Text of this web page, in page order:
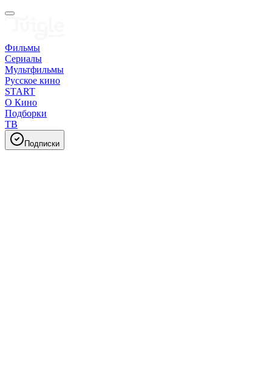
Фильмы
Сериалы
Мультфильмы
Русское кино
START
О Кино
Подборки
ТВ
Подписки